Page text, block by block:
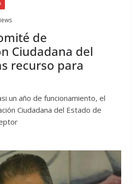
de
Ciudadana del
recurso para
un año de funcionamiento, el
Ciudadana del Estado de